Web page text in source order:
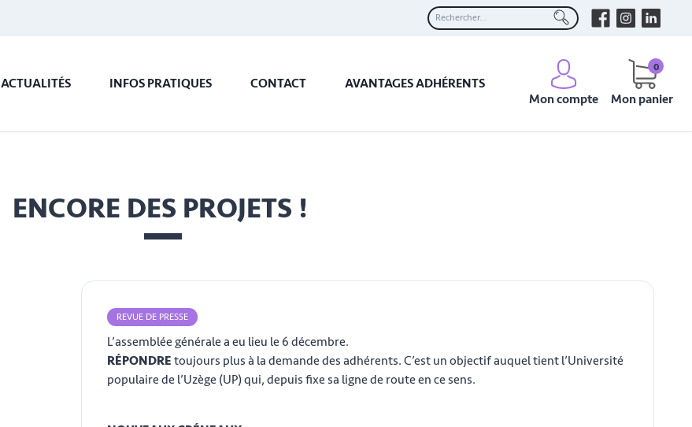
ACTUALITÉS INFOS PRATIQUES CONTACT
AVANTAGES ADHÉRENTS
Mon compte
Mon panier
0
ENCORE DES PROJETS !
REVUE DE PRESSE
L’assemblée générale a eu lieu le 6 décembre.
RÉPONDRE toujours plus à la demande des adhérents. C’est un objectif auquel tient l’Université
populaire de l’Uzège (UP) qui, depuis fixe sa ligne de route en ce sens.